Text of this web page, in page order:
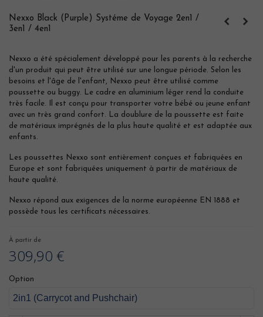
Nexxo Black (Purple) Systéme de Voyage 2en1 /
3en1 / 4en1
Nexxo a été spécialement développé pour les parents à la recherche
d'un produit qui peut être utilisé sur une longue période. Selon les
besoins et l'âge de l'enfant,
Nexxo peut être utilisé comme
poussette ou buggy. Le cadre en aluminium léger rend la conduite
très facile. Il est conçu pour transporter votre bébé ou jeune enfant
avec un très grand confort. La doublure de la poussette est faite
de matériaux imprégnés de la plus haute qualité et est adaptée aux
enfants.
Les poussettes Nexxo sont entièrement conçues et fabriquées en
Europe et sont fabriquées uniquement à partir de matériaux de
haute qualité.
Nexxo répond aux exigences de la norme européenne EN 1888 et
possède tous les certificats nécessaires.
À partir de
309,90 €
Option